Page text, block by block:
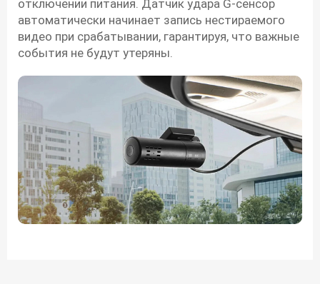
отключении питания. Датчик удара G-сенсор
автоматически начинает запись нестираемого
видео при срабатывании, гарантируя, что важные
события не будут утеряны.